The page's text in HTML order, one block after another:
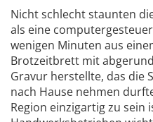
Nicht schlecht staunten
als eine
wenigen Minuten aus
Brotzeitbrett mit
Gravur herstellte, das die
nach Hause nehmen
Region einzigartig zu sein